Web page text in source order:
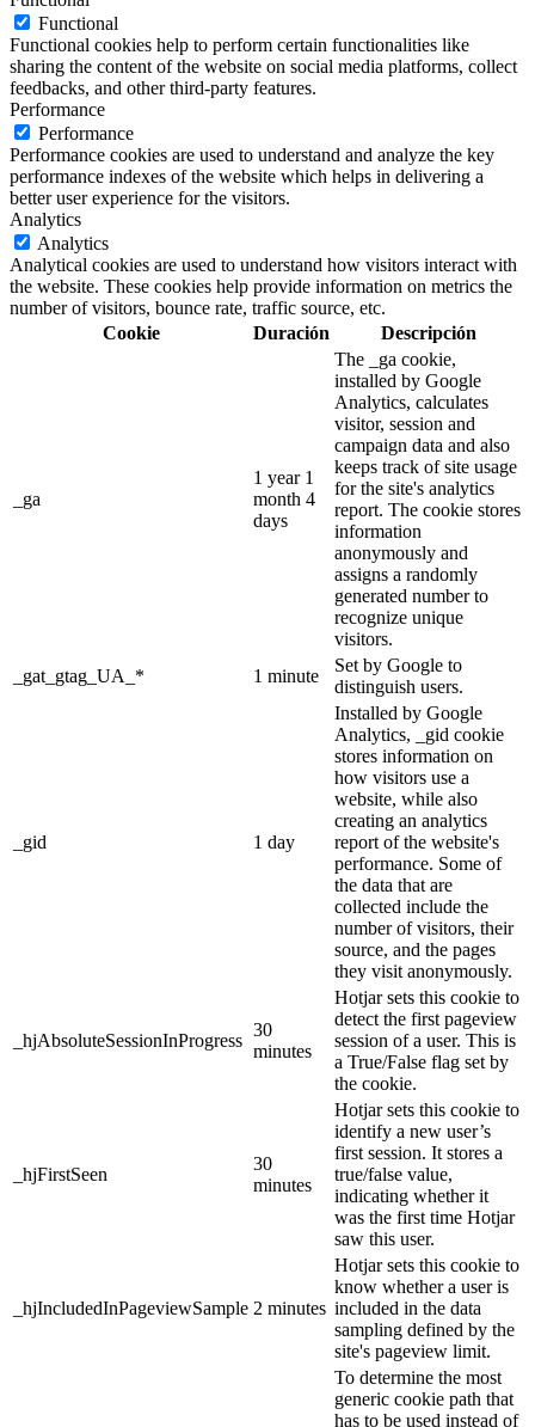
Functional
Functional cookies help to perform certain functionalities like
sharing the content of the website on social media platforms, collect
feedbacks, and other third-party features.
Performance
Performance
Performance cookies are used to understand and analyze the key
performance indexes of the website which helps in delivering a
better user experience for the visitors.
Analytics
Analytics
Analytical cookies are used to understand how visitors interact with
the website. These cookies help provide information on metrics the
number of visitors, bounce rate, traffic source, etc.
Cookie
Duración Descripción
_ga
1 year 1
month 4
days
The _ga cookie,
installed by Google
Analytics, calculates
visitor, session and
campaign data and also
keeps track of site usage
for the site's analytics
report. The cookie stores
information
anonymously and
assigns a randomly
generated number to
recognize unique
visitors.
_gat_gtag_UA_*
1 minute
Set by Google to
distinguish users.
_gid 1 day
Installed by Google
Analytics, _gid cookie
stores information on
how visitors use a
website, while also
creating an analytics
report of the website's
performance. Some of
the data that are
collected include the
number of visitors, their
source, and the pages
they visit anonymously.
_hjAbsoluteSessionInProgress
30
minutes
Hotjar sets this cookie to
detect the first pageview
session of a user. This is
a True/False flag set by
the cookie.
_hjFirstSeen
30
minutes
Hotjar sets this cookie to
identify a new user’s
first session. It stores a
true/false value,
indicating whether it
was the first time Hotjar
saw this user.
_hjIncludedInPageviewSample 2 minutes
Hotjar sets this cookie to
know whether a user is
included in the data
sampling defined by the
site's pageview limit.
To determine the most
generic cookie path that
has to be used instead of